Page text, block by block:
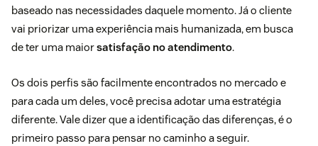
baseado nas necessidades daquele momento. Já o cliente
vai priorizar uma experiência mais humanizada, em busca
de ter uma maiorsatisfação no atendimento.
Os dois perfis são facilmente encontrados no mercado e
para cada um deles, você precisa adotar uma estratégia
diferente. Vale dizer que a identificação das diferenças, é o
primeiro passo para pensar no caminho a seguir.